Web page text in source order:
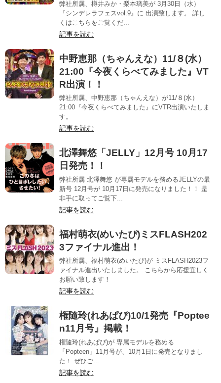
弊社所属、樽井みか・梨本璃美が 3月30日（水）
『シンデレラフェスvol.9』に 出演致します。 詳し
くはこちらをご覧くだ...
記事を読む
中野恵那（ちゃんえな）11/８(水）
21:00『今夜くらべてみました』VT
R出演！！
弊社所属、中野恵那（ちゃんえな）が11/８(水）
21:00『今夜くらべてみました』にVTR出演いたしま
す。
記事を読む
北澤舞悠「JELLY」12月号 10月17
日発売！！
弊社所属 北澤舞悠 が専属モデルを務めるJELLYの最
新号 12月号が 10月17日に発売になりました！！ 是
非手に取ってご覧下...
記事を読む
福村萌衣(めいたぴ)ミスFLASH202
3ファイナル進出！
弊社所属、福村萌衣(めいたぴ)が ミスFLASH2023フ
ァイナル進出いたしました。 こちらから応援宜しく
お願い致します！
記事を読む
権隨玲(れあぱぴ)10/1発売『Poptee
n11月号』掲載！
権隨玲(れあぱぴ)が 専属モデルを務める
「Popteen」11月号が、10月1日に発売となりまし
た！ ぜひご...
記事を読む